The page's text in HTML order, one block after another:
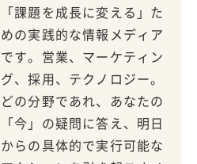
「課題を成長に変える」た
めの実践的な情報メディア
です。営業、マーケティン
グ、採用、テクノロジー。
どの分野であれ、あなたの
「今」の疑問に答え、明日
からの具体的で実行可能な